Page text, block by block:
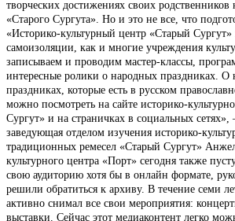
творческих достижениях своих
«Старого Сургута». Но и это не все, что
«Историко-культурный центр «Старый
самоизоляции, как и многие учреждения
записываем и проводим мастер-классы,
интересные ролики о народных праздниках. О
праздниках, которые есть в русском
можно посмотреть на сайте историко-
Сургут» и на страничках в социальных сетях»,
заведующая отделом изучения историко-
традиционных ремесел «Старый Сургут»
культурного центра «Порт» сегодня также
свою аудиторию хотя бы в онлайн формате,
решили обратиться к архиву. В течение семи
активно снимал все свои мероприятия:
выставки. Сейчас этот медиаконтент легко